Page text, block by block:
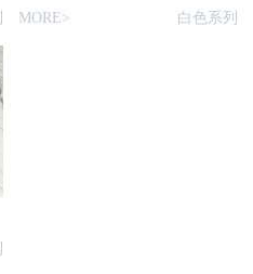
MORE> 白色系列